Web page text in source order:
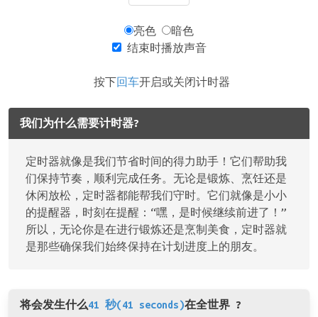
亮色
暗色
结束时播放声音
按下 回车开启或关闭计时器
我们为什么需要计时器?
定时器就像是我们节省时间的得力助手！它们帮助我
们保持节奏，顺利完成任务。无论是锻炼、烹饪还是
休闲放松，定时器都能帮我们守时。它们就像是小小
的提醒器，时刻在提醒：“嘿，是时候继续前进了！”
所以，无论你是在进行锻炼还是烹制美食，定时器就
是那些确保我们始终保持在计划进度上的朋友。
将会发生什么41 秒(41 seconds)在全世界 ?